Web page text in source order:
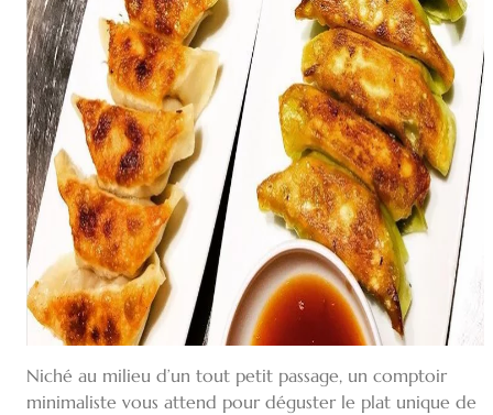
Niché au milieu d’un tout petit passage, un comptoir
minimaliste vous attend pour déguster le plat unique de